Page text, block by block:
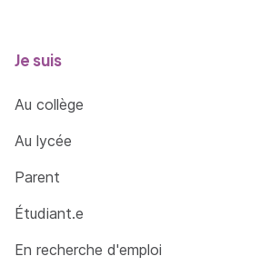
Je suis
Au collège
Au lycée
Parent
Étudiant.e
En recherche d'emploi